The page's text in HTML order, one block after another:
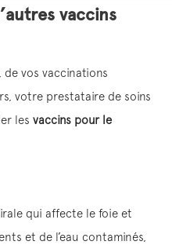
vaccins
vos vaccinations
votre prestataire de soins
les vaccins pour le
qui affecte le foie et
et de l’eau contaminés,